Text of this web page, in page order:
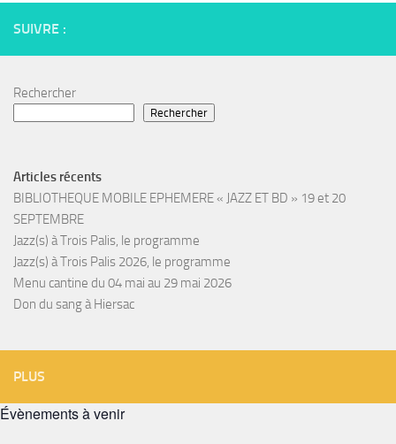
SUIVRE :
Rechercher
Rechercher
Articles récents
BIBLIOTHEQUE MOBILE EPHEMERE « JAZZ ET BD » 19 et 20
SEPTEMBRE
Jazz(s) à Trois Palis, le programme
Jazz(s) à Trois Palis 2026, le programme
Menu cantine du 04 mai au 29 mai 2026
Don du sang à Hiersac
PLUS
Évènements à venir